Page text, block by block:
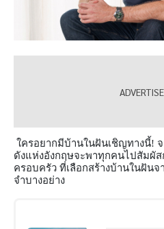
ใครอยากมีบ้านในฝันเชิญทางนี้!
ดังแห่งอังกฤษจะพาทุกคนไปสัมผัส
ครอบครัว ที่เลือกสร้างบ้านในฝัน
จำบางอย่าง